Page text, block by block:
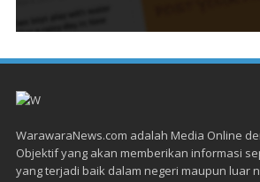
WarawaraNews.com adalah Media Online
Objektif yang akan memberikan informasi
yang terjadi baik dalam negeri maupun luar